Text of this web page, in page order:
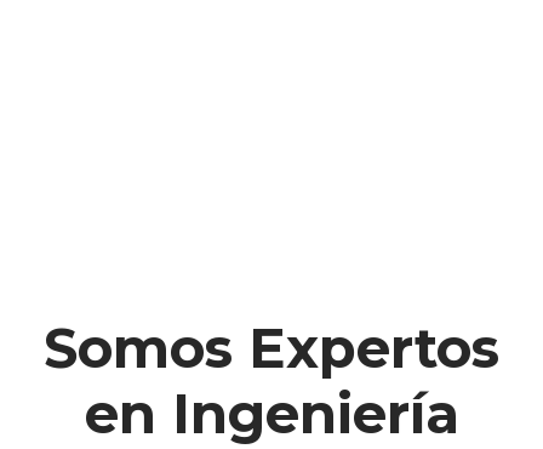
Somos Expertos
en Ingeniería